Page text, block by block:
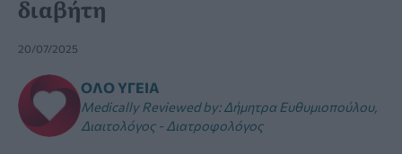
διαβήτη
20/07/2025
ΌΛΟ ΥΓΕΊΑ
Medically Reviewed by: Δήμητρα Ευθυμιοπούλου,
Διαιτολόγος - Διατροφολόγος